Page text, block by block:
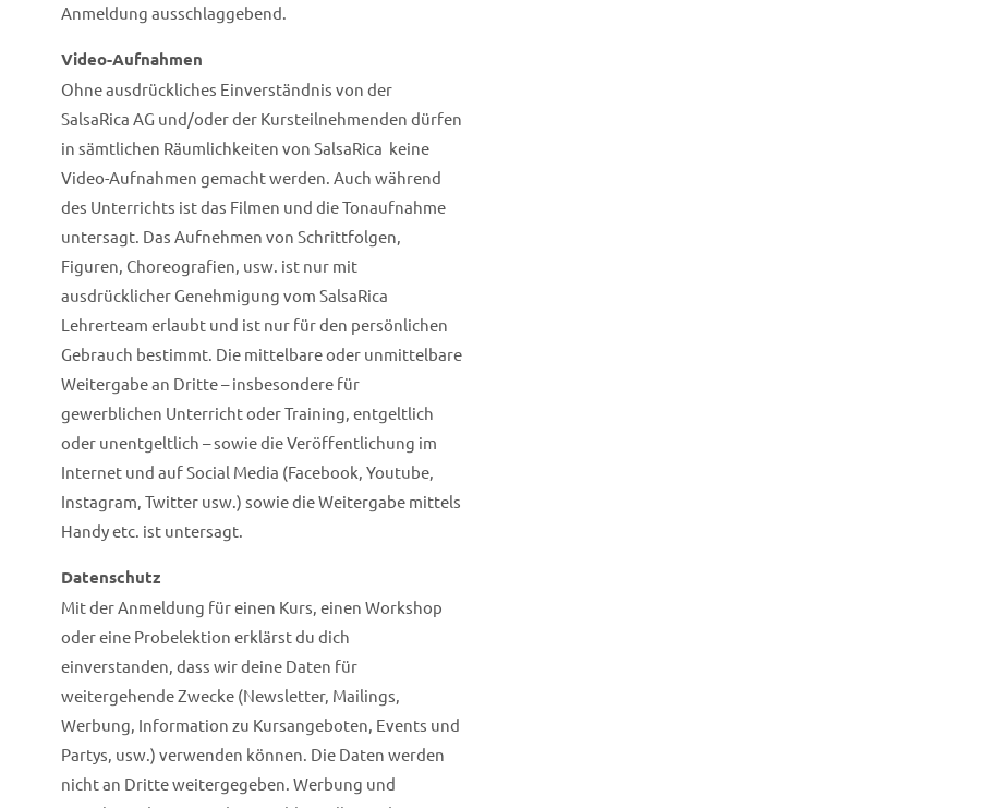
Anmeldung ausschlaggebend.
Video-Aufnahmen
Ohne ausdrückliches Einverständnis von der
SalsaRica AG und/oder der Kursteilnehmenden dürfen
in sämtlichen Räumlichkeiten von SalsaRica keine
Video-Aufnahmen gemacht werden. Auch während
des Unterrichts ist das Filmen und die Tonaufnahme
untersagt. Das Aufnehmen von Schrittfolgen,
Figuren, Choreografien, usw. ist nur mit
ausdrücklicher Genehmigung vom SalsaRica
Lehrerteam erlaubt und ist nur für den persönlichen
Gebrauch bestimmt. Die mittelbare oder unmittelbare
Weitergabe an Dritte – insbesondere für
gewerblichen Unterricht oder Training, entgeltlich
oder unentgeltlich – sowie die Veröffentlichung im
Internet und auf Social Media (Facebook, Youtube,
Instagram, Twitter usw.) sowie die Weitergabe mittels
Handy etc. ist untersagt.
Datenschutz
Mit der Anmeldung für einen Kurs, einen Workshop
oder eine Probelektion erklärst du dich
einverstanden, dass wir deine Daten für
weitergehende Zwecke (Newsletter, Mailings,
Werbung, Information zu Kursangeboten, Events und
Partys, usw.) verwenden können. Die Daten werden
nicht an Dritte weitergegeben. Werbung und